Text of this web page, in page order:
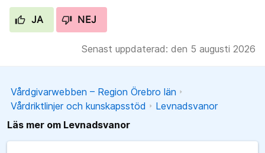
JA NEJ
Senast uppdaterad: den 5 augusti 2026
Vårdgivarwebben – Region Örebro län
Vårdriktlinjer och kunskapsstöd
Levnadsvanor
Läs mer om Levnadsvanor